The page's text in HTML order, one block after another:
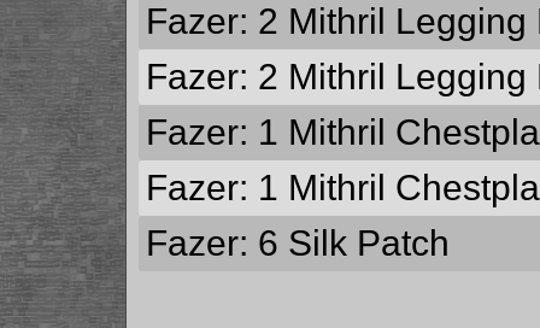
Fazer: 2 Mithril Legging
Fazer: 2 Mithril Legging
Fazer: 1 Mithril
Fazer: 1 Mithril
Fazer: 6 Silk Patch